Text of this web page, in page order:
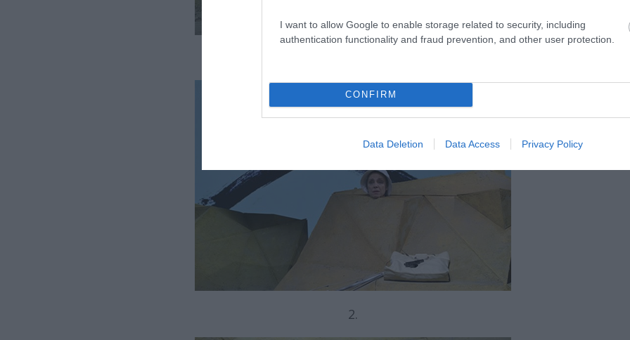
I want to allow Google to enable storage related to security, including
authentication functionality and fraud prevention, and other user protection.
CONFIRM
Data Deletion Data Access Privacy Policy
2.